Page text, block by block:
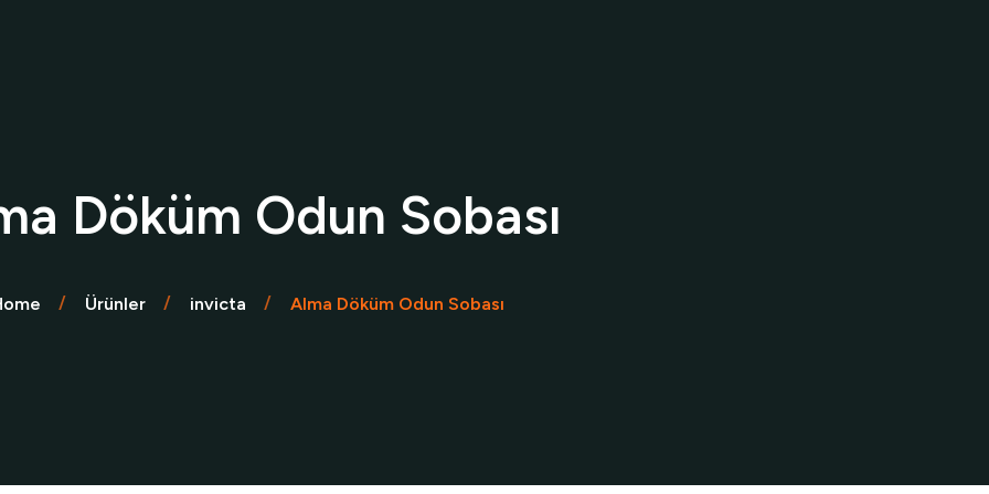
Döküm Odun Sobası
Ürünler invicta Alma Döküm Odun Sobası